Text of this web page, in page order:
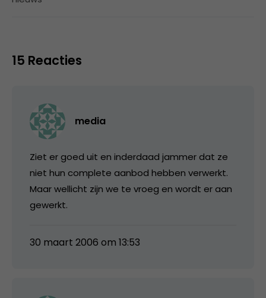
15 Reacties
media
Ziet er goed uit en inderdaad jammer dat ze
niet hun complete aanbod hebben verwerkt.
Maar wellicht zijn we te vroeg en wordt er aan
gewerkt.
30 maart 2006 om 13:53